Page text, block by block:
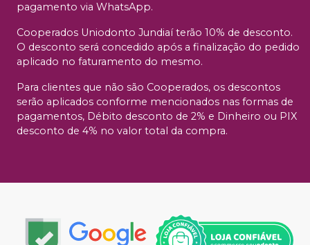
pagamento via WhatsApp.
Cooperados Uniodonto Jundiaí terão 10% de desconto.
O desconto será concedido após a finalização do pedido
aplicado no faturamento do mesmo.
Para clientes que não são Cooperados, os descontos
serão aplicados conforme mencionados nas formas de
pagamentos, Débito desconto de 2% e Dinheiro ou PIX
desconto de 4% no valor total da compra.